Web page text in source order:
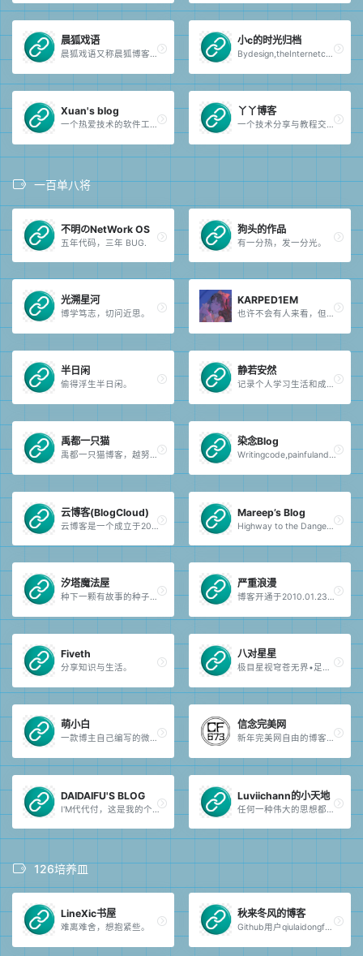
晨狐戏语
晨狐戏语又称晨狐博客（LiuZhuai.COM）,平行宇宙的一个宁静角落-晨狐的个人鼠窝最早搭建于2020年02月02日，仅用于分享资源，记录生活点滴以及发布一些言论。晨狐博客仅可以保存每篇文章都很有阅读价值。
小c的时光归档
Bydesign,theInternetcoreisstupid,andtheedgeissmart.
Xuan's blog
一个热爱技术的软件工程专业学生的技术博客。这里记录着我在软件开发领域的学习心得、项目经验和技术探索，包括但不限于前端开发、后端开发、算法设计、系统架构等领域的深度思考与实践总结。
丫丫博客
一个技术分享与教程交流博客论坛。
一百单八将
不明のNetWork OS
五年代码，三年 BUG.
狗头的作品
有一分热，发一分光。
光溯星河
博学笃志，切问近思。
KARPED1EM
也许不会有人来看，但我依旧会在这里记录我的一切，致那为数不多像你一样关注着我的人。
半日闲
偷得浮生半日闲。
静若安然
记录个人学习生活和成长历程。
禹都一只猫
禹都一只猫博客，越努力，越幸运！
染念Blog
Writingcode,painfulandhappy.
云博客(BlogCloud)
云博客是一个成立于2024年的专业编程技术分享平台。我们致力于提供全面的编程学习资源，涵盖WEB前端开发、Java后端开发、Python等领域。通过我们丰富多彩的学习教程、源码分享和技术交流活动，您可以轻松掌握各种编程技能，并与同行共同成长。加入云博客，开启您的编程之旅，探索技术世界的无限可能性！
Mareep’s Blog
Highway to the Danger Zone!
汐塔魔法屋
种下一颗有故事的种子，让它带着魔法和奇迹生根发芽。
严重浪漫
博客开通于2010.01.23 ，关注影视歌、硬件、科技、软件、SEO、互联网，欢迎交流。如果您喜欢本博客，可以收藏我。
Fiveth
分享知识与生活。
八对星星
极目星视穹苍无界•足履行者大地有疆。
萌小白
一款博主自己编写的微博客源码。
信念完美网
新年完美网自由的博客我记得一年前的今天，我却记不起二年前的今天，三年，四年等的今天；十年后的今天会怎么样……十年相约。
DAIDAIFU'S BLOG
I'M代代付，这是我的个人博客。
Luviichann的小天地
任何一种伟大的思想都源于一个微不足道的开始。
126培养皿
LineXic书屋
难离难舍，想抱紧些。
秋来冬风的博客
Github用户qiulaidongfeng的个人博客，主要和Go语言以及网站建设等互联网技术有关。我是一位专业的软件设计师，欢迎访问我的博客。